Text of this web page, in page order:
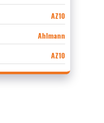
AZ10
Ahlmann
AZ10